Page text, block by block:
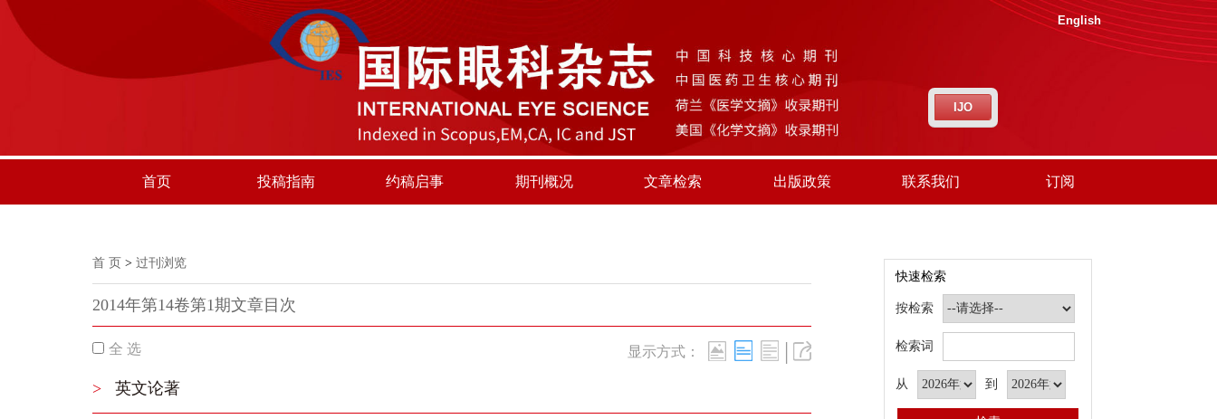
English
IJO
首页 投稿指南 约稿启事 期刊概况 文章检索 出版政策 联系我们 订阅
首 页 > 过刊浏览
2014年第14卷第1期文章目次
全 选 显示方式： |
> 英文论著
快速检索
按检索
检索词
从 到